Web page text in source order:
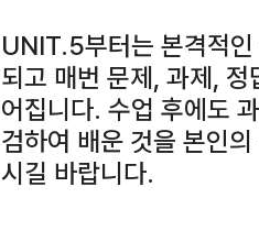
UNIT.5부터는 본격적인
되고 매번 문제, 과제, 정
어집니다. 수업 후에도
검하여 배운 것을 본인
시길 바랍니다.